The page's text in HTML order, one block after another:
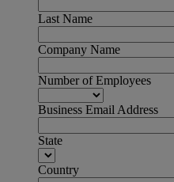
Last Name
Company Name
Number of Employees
Business Email Address
State
Country